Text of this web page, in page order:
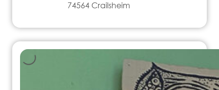
74564 Crailsheim